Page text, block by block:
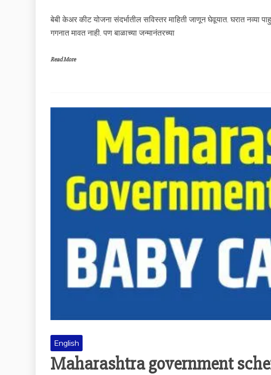
बेबी केअर कीट योजना संदर्भातील सविस्तर माहिती जाणून घेवूयात. घरात नव्या
गगनात मावत नाही. पण बाळाच्या जन्मानंतरच्या
Read More
English
Maharashtra government